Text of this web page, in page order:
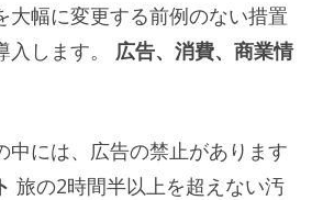
大幅に変更する前例のない措置
します。
広告、消費、商業情
中には、広告の禁止があります
旅の2時間半以上を超えない汚